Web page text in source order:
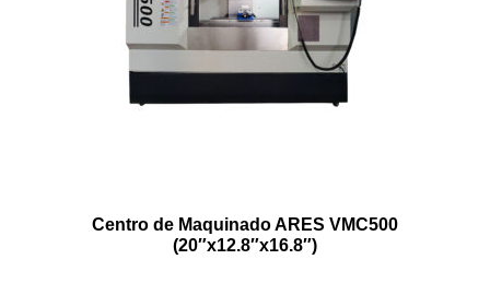
Centro de Maquinado ARES VMC500
(20″x12.8″x16.8″)